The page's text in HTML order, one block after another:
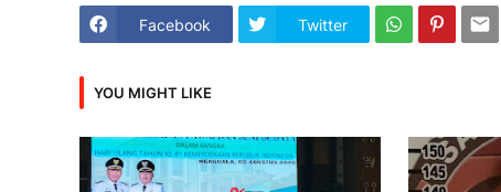
Facebook Twitter
YOU MIGHT LIKE